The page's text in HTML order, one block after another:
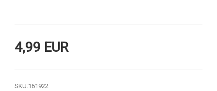
4,99 EUR
SKU:161922